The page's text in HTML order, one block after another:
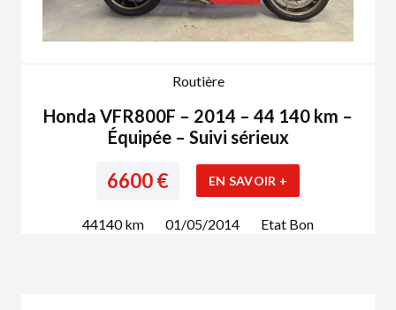
Routière
Honda VFR800F – 2014 – 44 140 km –
Équipée – Suivi sérieux
6600€ EN SAVOIR +
44140km 01/05/2014 Etat Bon